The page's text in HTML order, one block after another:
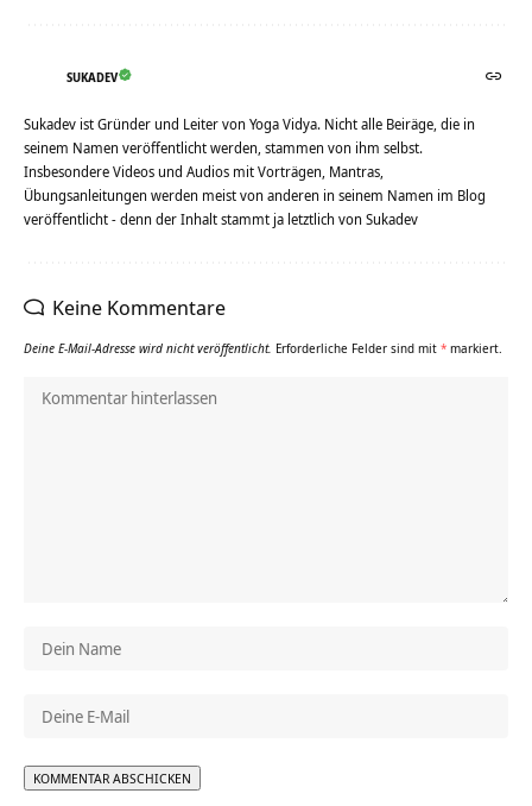
SUKADEV
Sukadev ist Gründer und Leiter von Yoga Vidya. Nicht alle Beiräge, die in
seinem Namen veröffentlicht werden, stammen von ihm selbst.
Insbesondere Videos und Audios mit Vorträgen, Mantras,
Übungsanleitungen werden meist von anderen in seinem Namen im Blog
veröffentlicht - denn der Inhalt stammt ja letztlich von Sukadev
Keine Kommentare
Deine E-Mail-Adresse wird nicht veröffentlicht. Erforderliche Felder sind mit * markiert.